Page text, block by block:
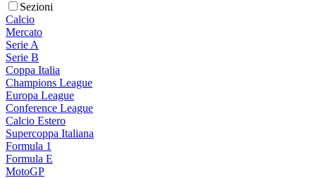
Sezioni
Calcio
Mercato
Serie A
Serie B
Coppa Italia
Champions League
Europa League
Conference League
Calcio Estero
Supercoppa Italiana
Formula 1
Formula E
MotoGP